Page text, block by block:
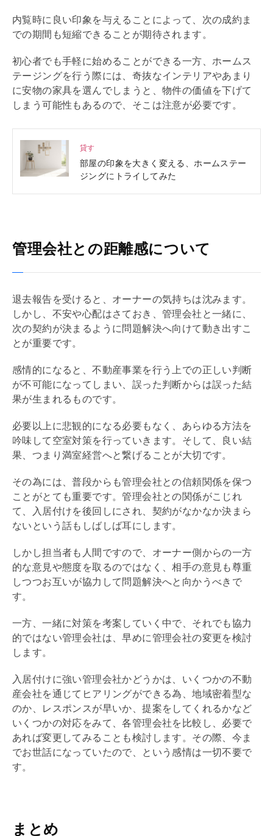
内覧時に良い印象を与えることによって、次の成約ま
での期間も短縮できることが期待されます。
初心者でも手軽に始めることができる一方、ホームス
テージングを行う際には、奇抜なインテリアやあまり
に安物の家具を選んでしまうと、物件の価値を下げて
しまう可能性もあるので、そこは注意が必要です。
貸す
部屋の印象を大きく変える、ホームステー
ジングにトライしてみた
管理会社との距離感について
退去報告を受けると、オーナーの気持ちは沈みます。
しかし、不安や心配はさておき、 管理会社 と一緒に、
次の契約が決まるように問題解決へ向けて動き出すこ
とが重要です。
感情的になると、不動産事業を行う上での正しい判断
が不可能になってしまい、誤った判断からは誤った結
果が生まれるものです。
必要以上に悲観的になる必要もなく、あらゆる方法を
吟味して空室対策を行っていきます。そして、良い結
果、つまり満室経営へと繋げることが大切です。
その為には、普段からも管理会社との信頼関係を保つ
ことがとても重要です。管理会社との関係がこじれ
て、入居付けを後回しにされ、契約がなかなか決まら
ないという話もしばしば耳にします。
しかし担当者も人間ですので、オーナー側からの一方
的な意見や態度を取るのではなく、相手の意見も尊重
しつつお互いが協力して問題解決へと向かうべきで
す。
一方、一緒に対策を考案していく中で、それでも協力
的ではない管理会社は、早めに管理会社の変更を検討
します。
入居付けに強い管理会社かどうかは、いくつかの不動
産会社を通じてヒアリングができる為、地域密着型な
のか、レスポンスが早いか、提案をしてくれるかなど
いくつかの対応をみて、各管理会社を比較し、必要で
あれば変更してみることも検討します。その際、今ま
でお世話になっていたので、という感情は一切不要で
す。
まとめ